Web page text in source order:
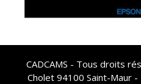
CADCAMS - Tous droits
Cholet 94100 Saint-Maur